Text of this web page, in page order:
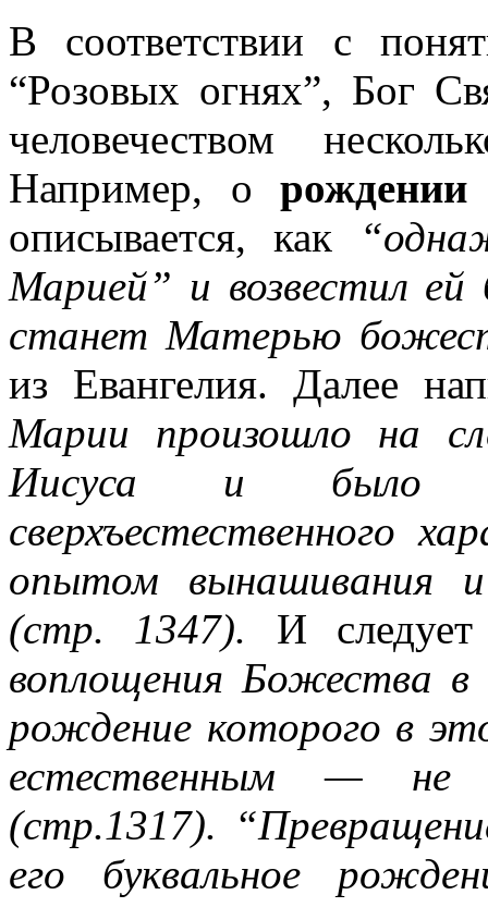
В соответствии с
“Розовых огнях”, Бог
человечеством
Например, о
описывается, как
Марией” и возвестил
станет Матерью
из Евангелия. Далее
Марии произошло на
Иисуса и
сверхъестественного
опытом вынашивания
(стр. 1347). И следует
воплощения Божества в
рождение которого в
естественным — не
(стр.1317).
его буквальное